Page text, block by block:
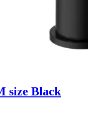
size Black